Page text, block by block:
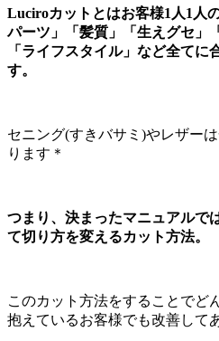
Luciroカットとはお客様1人1人
パーツ」「髪質」「生えグセ」
「ライフスタイル」など全て
す。
セニング(すきバサミ)やレザー
ります＊
つまり、決まったマニュアルで
て切り方を変えるカット方法。
このカット方法をすることでど
抱えているお客様でも改善して